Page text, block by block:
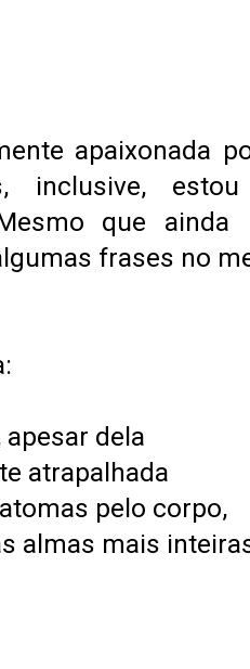
apaixonada
inclusive,
que ainda
frases no
apesar dela
atrapalhada
pelo corpo,
almas mais